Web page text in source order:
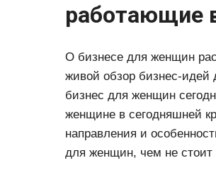
работающие
О бизнесе для женщин
живой обзор бизнес-идей
бизнес для женщин
женщине в сегодняшней
направления и
для женщин, чем не стоит